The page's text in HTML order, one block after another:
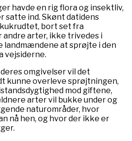
havde en rig flora og insektliv,
satte ind. Skønt datidens
bort set fra
arter, ikke trivedes i
at sprøjte i den
vejsiderne.
omgivelser vil det
kunne overleve sprøjtningen,
mod giftene,
arter vil bukke under og
naturområder, hvor
nå hen, og hvor der ikke er